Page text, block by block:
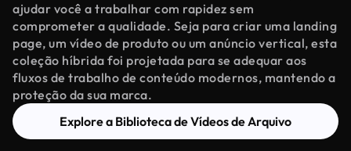
ajudar você a trabalhar com rapidez sem
comprometer a qualidade. Seja para criar uma landing
page, um vídeo de produto ou um anúncio vertical, esta
coleção híbrida foi projetada para se adequar aos
fluxos de trabalho de conteúdo modernos, mantendo a
proteção da sua marca.
Explore a Biblioteca de Vídeos de Arquivo